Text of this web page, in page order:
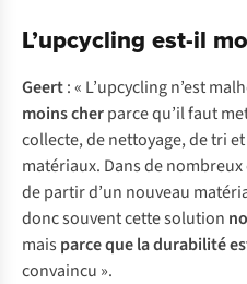
L’upcycling est-il
Geert: « L’upcycling n’est
moins cherparce qu’il faut
collecte, de nettoyage, de tri
matériaux. Dans de
de partir d’un nouveau
donc souvent cette solution
mais parce que la durabilité
convaincu ».